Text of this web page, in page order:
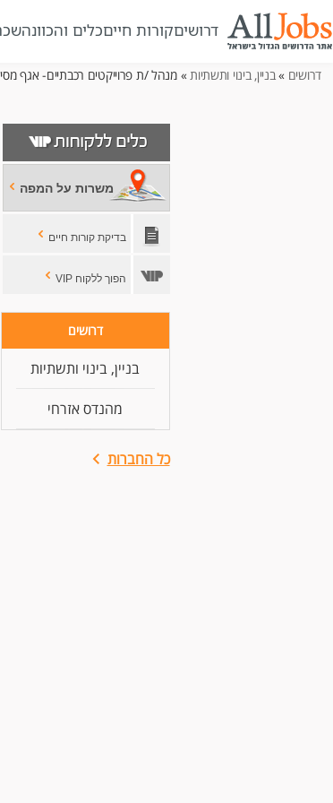
דרושיםקורות חייםכלים והכוונה
דרושים »בניין, בינוי ותשתיות» מנהל /ת פרוייקטים רכבתיים- אגף
משרות על המפה
בדיקת קורות חיים
הפוך ללקוח VIP
דרושים
בניין, בינוי ותשתיות
מהנדס אזרחי
כל החברות